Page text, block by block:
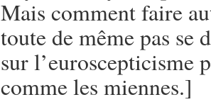
Mais comment faire
toute de même pas se
sur l’euroscepticisme
comme les miennes.]